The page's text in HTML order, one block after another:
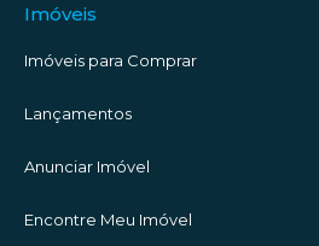
Imóveis
Imóveis para Comprar
Lançamentos
Anunciar Imóvel
Encontre Meu Imóvel